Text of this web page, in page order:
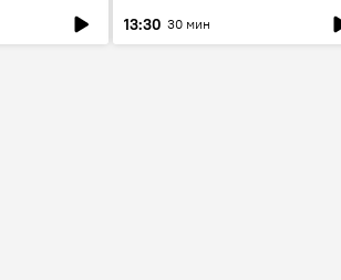
13:30 30 мин